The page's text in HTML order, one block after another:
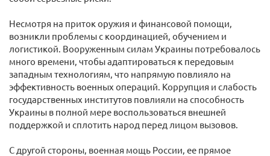
Несмотря на приток оружия и финансовой помощи,
возникли проблемы с координацией, обучением и
логистикой. Вооруженным силам Украины потребовалось
много времени, чтобы адаптироваться к передовым
западным технологиям, что напрямую повлияло на
эффективность военных операций. Коррупция и слабость
государственных институтов повлияли на способность
Украины в полной мере воспользоваться внешней
поддержкой и сплотить народ перед лицом вызовов.
С другой стороны, военная мощь России, ее прямое